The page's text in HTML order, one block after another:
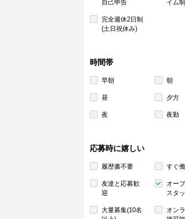
自己申告 イム制
完全週休2日制
(土日祝休み)
時間帯
早朝 朝
昼 夕方
夜 夜勤
応募時に嬉しい
履歴書不要 すぐ
友達と応募歓
迎
オー
スタ
大量募集(10名
オン